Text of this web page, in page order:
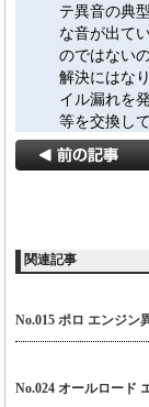
テ異音の典
な音が出て
のではない
解決にはな
イル漏れを
等を交換し
関連記事
No.015 ポロ エンジン
No.024 オールロード